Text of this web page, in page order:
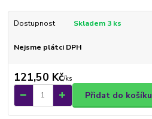
Dostupnost Skladem 3 ks
Nejsme plátci DPH
121,50 Kč/ks
Přidat do košíku